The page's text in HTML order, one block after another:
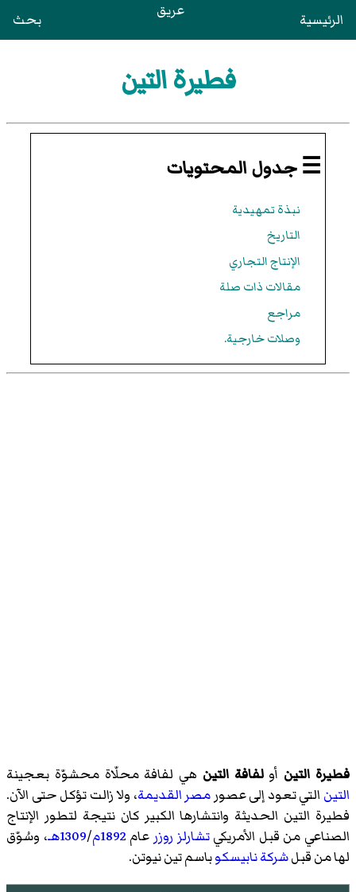
الرئيسية عريق بحث
فطيرة التين
☰ جدول المحتويات
نبذة تمهيدية
التاريخ
الإنتاج التجاري
مقالات ذات صلة
مراجع
وصلات خارجية.
فطيرة التين أولفافة التين هي لفافة محلّاة محشوّة بعجينة
التين التي تعود إلى عصورمصرالقديمة، ولا زالت تؤكل حتى الآن.
فطيرة التين الحديثة وانتشارها الكبير كان نتيجة لتطور الإنتاج
الصناعي من قبل الأمريكيتشارلز روزر عام 1892م /1309هـ
، وسُوّق
لها من قبلشركة نابيسكوباسمتين نيوتن.